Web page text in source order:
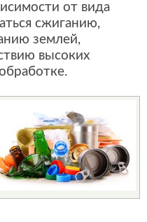
от вида
сжиганию,
землей,
высоких